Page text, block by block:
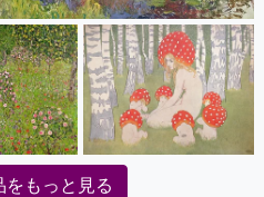
をもっと見る